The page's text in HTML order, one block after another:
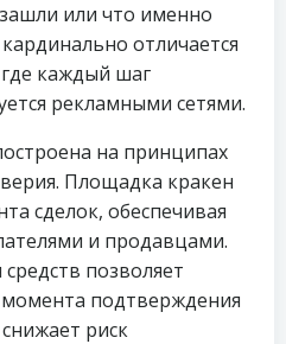
или что именно
отличается
каждый шаг
рекламными сетями.
на принципах
Площадка кракен
сделок, обеспечивая
и продавцами.
позволяет
подтверждения
риск